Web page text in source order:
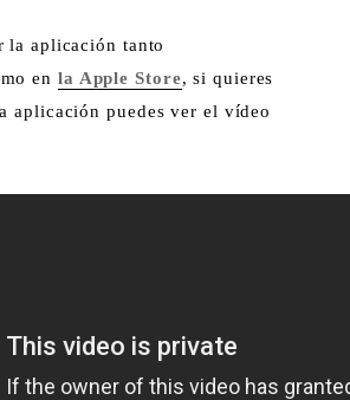
la aplicación tanto
en la Apple Store, si quieres
aplicación puedes ver el vídeo